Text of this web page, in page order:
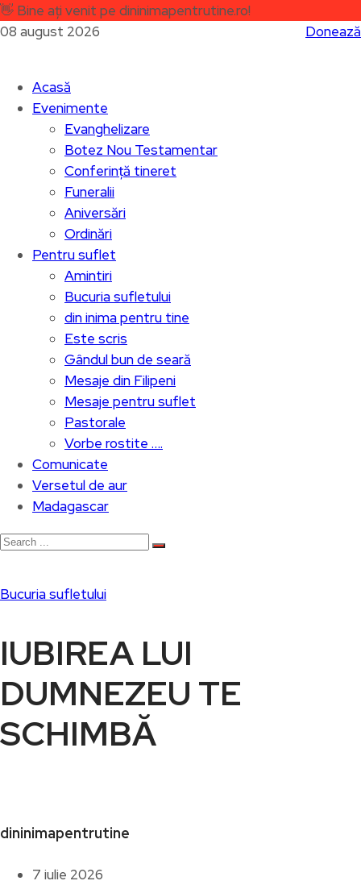
👋 Bine ați venit pe dininimapentrutine.ro!
08 august 2026
Donează
Acasă
Evenimente
Evanghelizare
Botez Nou Testamentar
Conferință tineret
Funeralii
Aniversări
Ordinări
Pentru suflet
Amintiri
Bucuria sufletului
din inima pentru tine
Este scris
Gândul bun de seară
Mesaje din Filipeni
Mesaje pentru suflet
Pastorale
Vorbe rostite ….
Comunicate
Versetul de aur
Madagascar
Bucuria sufletului
IUBIREA LUI
DUMNEZEU TE
SCHIMBĂ
dininimapentrutine
7 iulie 2026